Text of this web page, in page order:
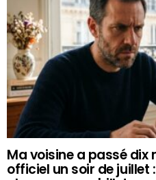
Ma voisine a passé dix
officiel un soir de juillet